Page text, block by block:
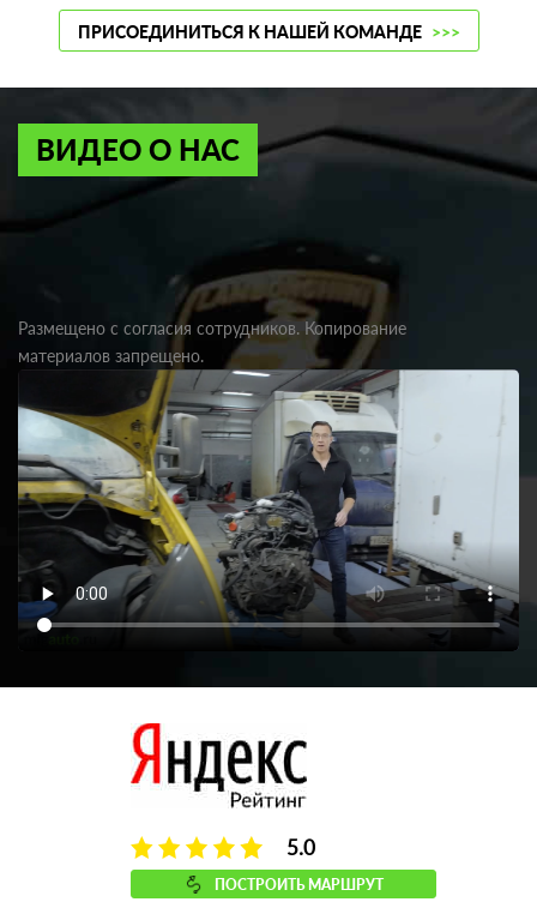
ПРИСОЕДИНИТЬСЯ К НАШЕЙ КОМАНДЕ >>>
ВИДЕО О НАС
Размещено с согласия сотрудников. Копирование
материалов запрещено.
5.0
ПОСТРОИТЬ МАРШРУТ